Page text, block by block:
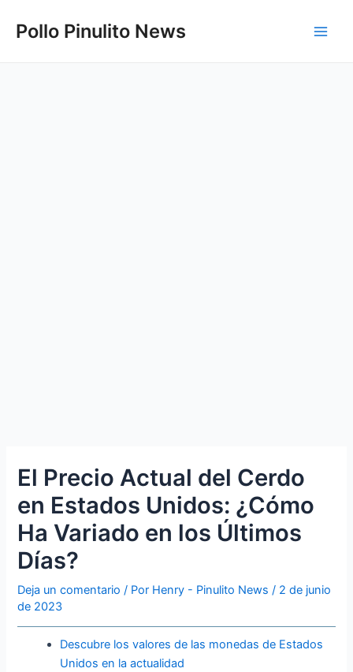
Pollo Pinulito News
El Precio Actual del Cerdo
en Estados Unidos: ¿Cómo
Ha Variado en los Últimos
Días?
Deja un comentario / Por Henry - Pinulito News/ 2 de junio
de 2023
Descubre los valores de las monedas de Estados
Unidos en la actualidad